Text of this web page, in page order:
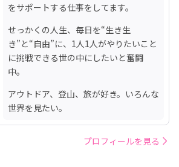
をサポートする仕事をしてます。
せっかくの人生、毎日を“生き生
き”と“自由”に、1人1人がやりたいこと
に挑戦できる世の中にしたいと奮闘
中。
アウトドア、登山、旅が好き。いろんな
世界を見たい。
プロフィールを見る